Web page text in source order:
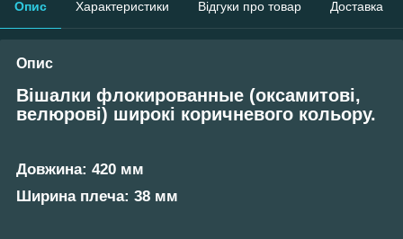
Опис Характеристики Відгуки про товар Доставка
Опис
Вішалки флокированные (оксамитові,
велюрові) широкі коричневого кольору.
Довжина: 420 мм
Ширина плеча: 38 мм